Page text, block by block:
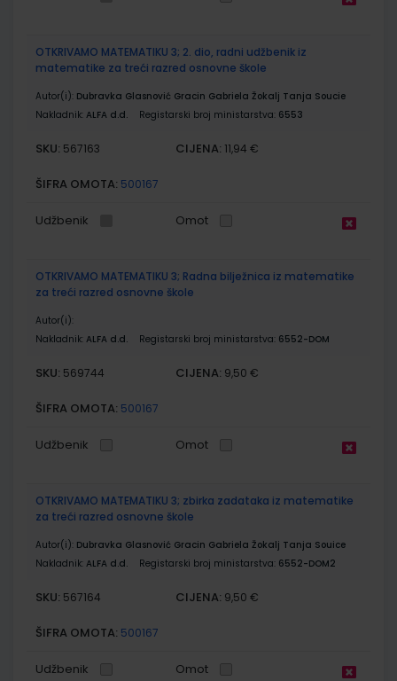
OTKRIVAMO MATEMATIKU 3; 2. dio, radni udžbenik iz
matematike za treći razred osnovne škole
Autor(i): Dubravka Glasnović Gracin Gabriela Žokalj Tanja Soucie
Nakladnik: ALFA d.d. Registarski broj ministarstva: 6553
SKU: 567163 CIJENA: 11,94 €
ŠIFRA OMOTA: 500167
Udžbenik Omot
OTKRIVAMO MATEMATIKU 3; Radna bilježnica iz matematike
za treći razred osnovne škole
Autor(i):
Nakladnik: ALFA d.d. Registarski broj ministarstva: 6552-DOM
SKU: 569744 CIJENA: 9,50 €
ŠIFRA OMOTA: 500167
Udžbenik Omot
OTKRIVAMO MATEMATIKU 3; zbirka zadataka iz matematike
za treći razred osnovne škole
Autor(i): Dubravka Glasnović Gracin Gabriela Žokalj Tanja Souice
Nakladnik: ALFA d.d. Registarski broj ministarstva: 6552-DOM2
SKU: 567164 CIJENA: 9,50 €
ŠIFRA OMOTA: 500167
Udžbenik Omot